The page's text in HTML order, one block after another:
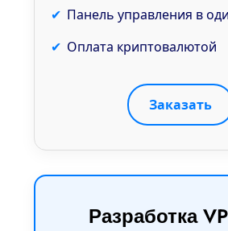
Панель управления в
Оплата криптовалютой
Заказать
Разработка